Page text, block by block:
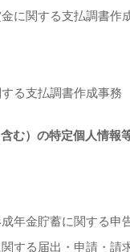
に関する支払調書作
る支払調書作成事務
む）の特定個人情報
年金貯蓄に関する申
する届出・申請・請